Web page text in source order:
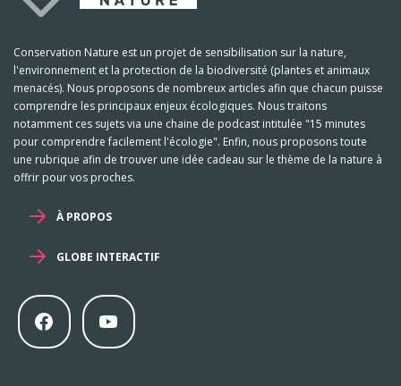
Conservation Nature est un projet de sensibilisation sur la nature,
l'environnement et la protection de la biodiversité (plantes et animaux
menacés). Nous proposons de nombreux articles afin que chacun puisse
comprendre les principaux enjeux écologiques. Nous traitons
notamment ces sujets via une chaine de podcast intitulée "15 minutes
pour comprendre facilement l'écologie". Enfin, nous proposons toute
une rubrique afin de trouver une idée cadeau sur le thème de la nature à
offrir pour vos proches.
À PROPOS
GLOBE INTERACTIF